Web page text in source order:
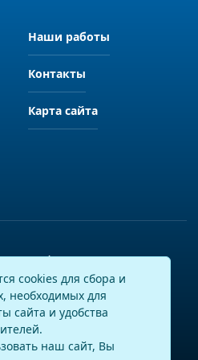
Наши работы
Контакты
Карта сайта
249, офис 225.
cookies для сбора и
необходимых для
сайта и удобства
наш сайт, Вы